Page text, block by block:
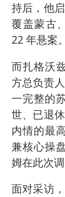
持后，他
覆盖蒙古
22 年悬案
而扎格沃
方总负责
一完整的
世、已退
内情的最
兼核心操
姆在此次
面对采访